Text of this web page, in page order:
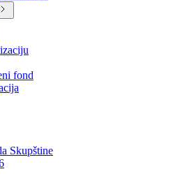
rezerve
fond